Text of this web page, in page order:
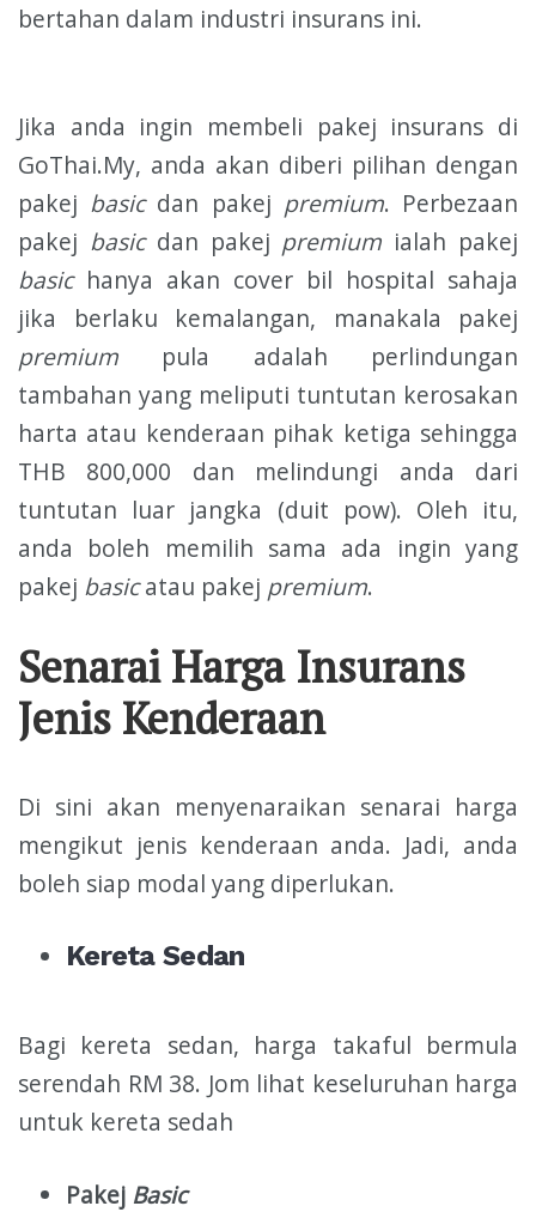
bertahan dalam industri insurans ini.
Jika anda ingin membeli pakej insurans di
GoThai.My, anda akan diberi pilihan dengan
pakej basicdan pakej premium. Perbezaan
pakej basicdan pakej premium ialah pakej
basichanya akan cover bil hospital sahaja
jika berlaku kemalangan, manakala pakej
premium pula adalah perlindungan
tambahan yang meliputi tuntutan kerosakan
harta atau kenderaan pihak ketiga sehingga
THB 800,000 dan melindungi anda dari
tuntutan luar jangka (duit pow). Oleh itu,
anda boleh memilih sama ada ingin yang
pakej basicatau pakej premium.
Senarai Harga Insurans
Jenis Kenderaan
Di sini akan menyenaraikan senarai harga
mengikut jenis kenderaan anda. Jadi, anda
boleh siap modal yang diperlukan.
Kereta Sedan
Bagi kereta sedan, harga takaful bermula
serendah RM 38. Jom lihat keseluruhan harga
untuk kereta sedah
Pakej Basic